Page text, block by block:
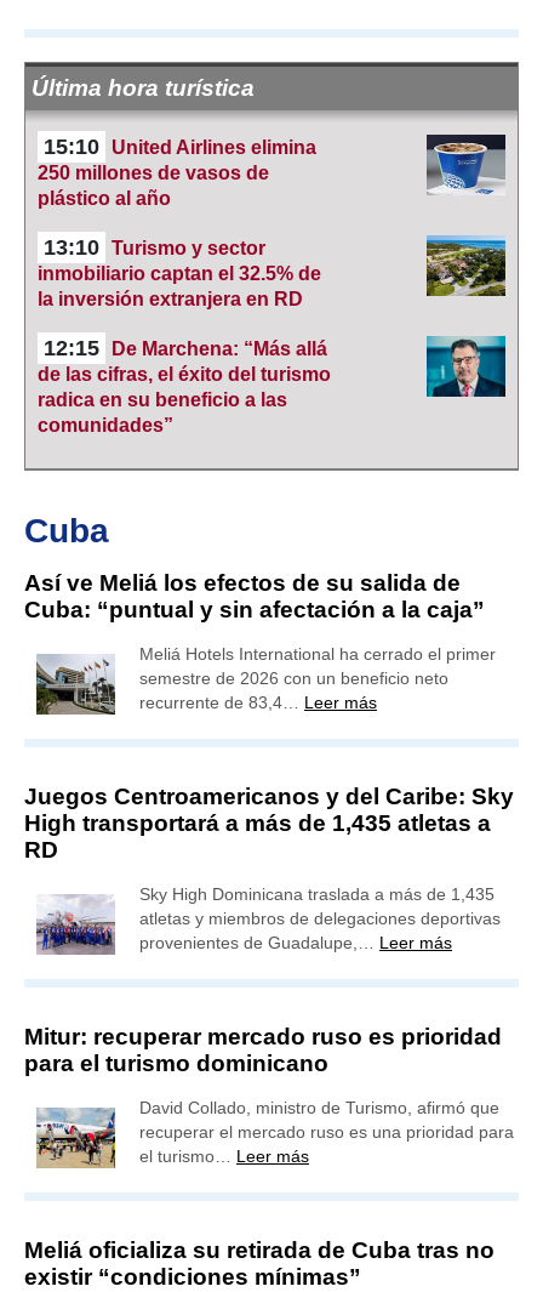
Última hora turística
15:10
United Airlines elimina
250 millones de vasos de
plástico al año
13:10 Turismo y sector
inmobiliario captan el 32.5% de
la inversión extranjera en RD
12:15
De Marchena: “Más allá
de las cifras, el éxito del turismo
radica en su beneficio a las
comunidades”
Cuba
Así ve Meliá los efectos de su salida de
Cuba: “puntual y sin afectación a la caja”
Meliá Hotels International ha cerrado el primer
semestre de 2026 con un beneficio neto
recurrente de 83,4… Leer más
Juegos Centroamericanos y del Caribe: Sky
High transportará a más de 1,435 atletas a
RD
Sky High Dominicana traslada a más de 1,435
atletas y miembros de delegaciones deportivas
provenientes de Guadalupe,… Leer más
Mitur: recuperar mercado ruso es prioridad
para el turismo dominicano
David Collado, ministro de Turismo, afirmó que
recuperar el mercado ruso es una prioridad para
el turismo… Leer más
Meliá oficializa su retirada de Cuba tras no
existir “condiciones mínimas”